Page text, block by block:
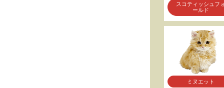
スコティッシュフ
ールド
ミヌエット